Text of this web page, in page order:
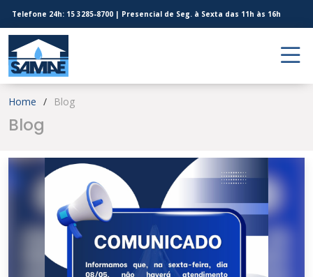
Telefone 24h: 15 3285-8700 | Presencial de Seg. à Sexta das 11h às 16h
Home Blog
Blog